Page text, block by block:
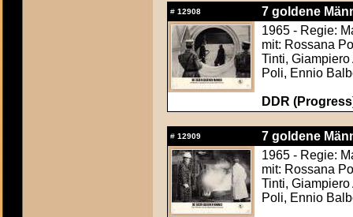
# 12908
7 goldene
1965 - Regie:
mit: Rossana
Tinti,
Poli, Ennio
DDR
# 12909
7 goldene
1965 - Regie:
mit: Rossana
Tinti,
Poli, Ennio